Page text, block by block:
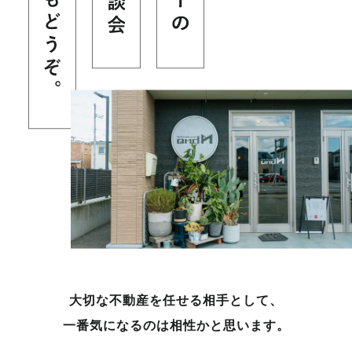
大切な不動産を任せる相手として、
一番気になるのは相性かと思います。